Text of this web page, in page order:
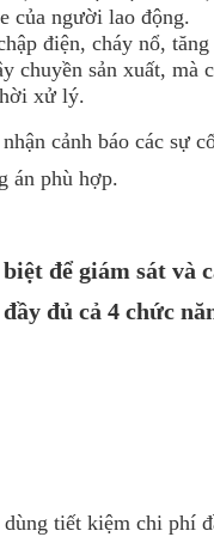
của người lao động.
điện, cháy nổ,
chuyền sản xuất, mà
xử lý.
cảnh báo các sự
án phù hợp.
để giám sát và
đủ cả 4 chức
tiết kiệm chi phí